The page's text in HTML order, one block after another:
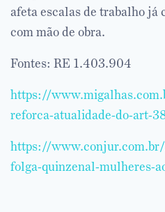
afeta escalas de trabalho já
com mão de obra.
Fontes: RE 1.403.904
https://
reforca-atualidade-do-art-
https://
folga-quinzenal-mulheres-